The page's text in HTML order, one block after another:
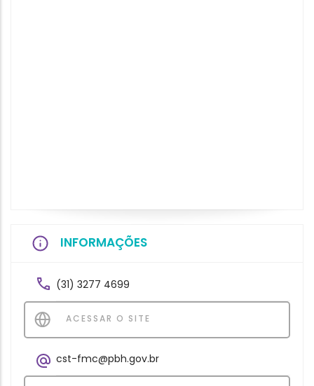
INFORMAÇÕES
(31) 3277 4699
ACESSAR O SITE
cst-fmc@pbh.gov.br